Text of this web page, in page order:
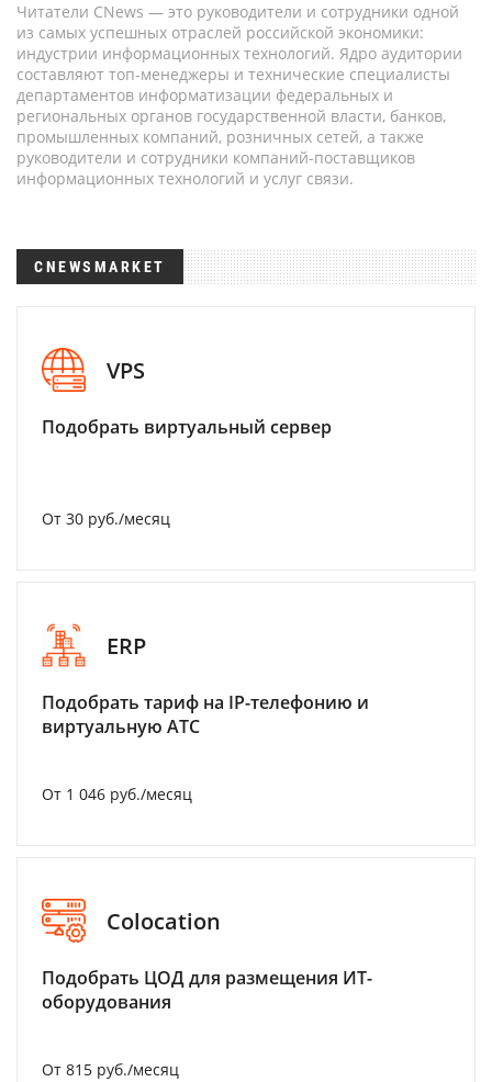
Читатели CNews — это руководители и сотрудники одной
из самых успешных отраслей российской экономики:
индустрии информационных технологий. Ядро аудитории
составляют топ-менеджеры и технические специалисты
департаментов информатизации федеральных и
региональных органов государственной власти, банков,
промышленных компаний, розничных сетей, а также
руководители и сотрудники компаний-поставщиков
информационных технологий и услуг связи.
CNEWSMARKET
VPS
Подобрать виртуальный сервер
От 30 руб./месяц
ERP
Подобрать тариф на IP-телефонию и
виртуальную АТС
От 1 046 руб./месяц
Colocation
Подобрать ЦОД для размещения ИТ-
оборудования
От 815 руб./месяц